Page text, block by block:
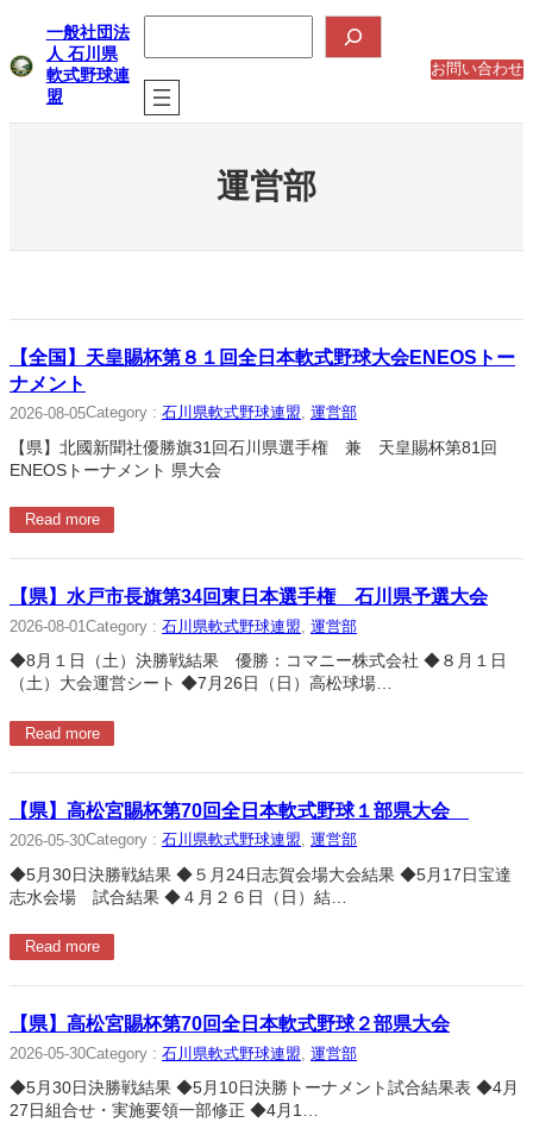
を
一般社団法
人 石川県
軟式野球連
盟
検
お問い合わせ
運営部
【全国】天皇賜杯第８１回全日本軟式野球大会ENEOSトー
ナメント
2026-08-05Category : 石川県軟式野球連盟, 運営部
【県】北國新聞社優勝旗31回石川県選手権 兼 天皇賜杯第81回
ENEOSトーナメント 県大会
Read more
【県】水戸市長旗第34回東日本選手権 石川県予選大会
2026-08-01Category : 石川県軟式野球連盟 運営部
◆8月１日（土）決勝戦結果 優勝：コマニー株式会社 ◆８月１日
（土）大会運営シート ◆7月26日（日）高松球場…
Read more
【県】高松宮賜杯第70回全日本軟式野球１部県大会
2026-05-30Category : 石川県軟式野球連盟, 運営部
◆5月30日決勝戦結果 ◆５月24日志賀会場大会結果 ◆5月17日宝達
志水会場 試合結果 ◆４月２６日（日）結…
Read more
【県】高松宮賜杯第70回全日本軟式野球２部県大会
2026-05-30Category : 石川県軟式野球連盟 運営部
◆5月30日決勝戦結果 ◆5月10日決勝トーナメント試合結果表 ◆4月
27日組合せ・実施要領一部修正 ◆4月1…